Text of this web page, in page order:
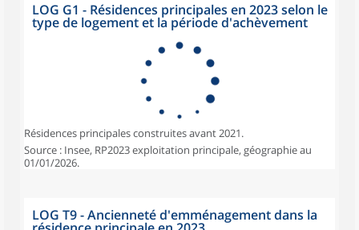
LOG G1 - Résidences principales en 2023 selon le
type de logement et la période d'achèvement
Résidences principales construites avant 2021.
Source : Insee, RP2023 exploitation principale, géographie au
01/01/2026.
LOG T9 - Ancienneté d'emménagement dans la